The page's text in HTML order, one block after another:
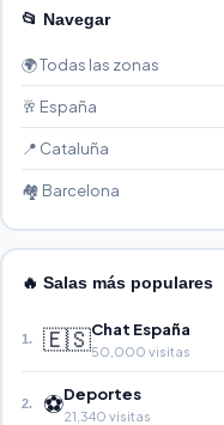
📂 Navegar
🌍 Todas las zonas
🥂 España
📍 Cataluña
🏘️ Barcelona
🔥 Salas más populares
1. 🇪🇸Chat España
50,000 visitas
2. ⚽Deportes
21,340 visitas